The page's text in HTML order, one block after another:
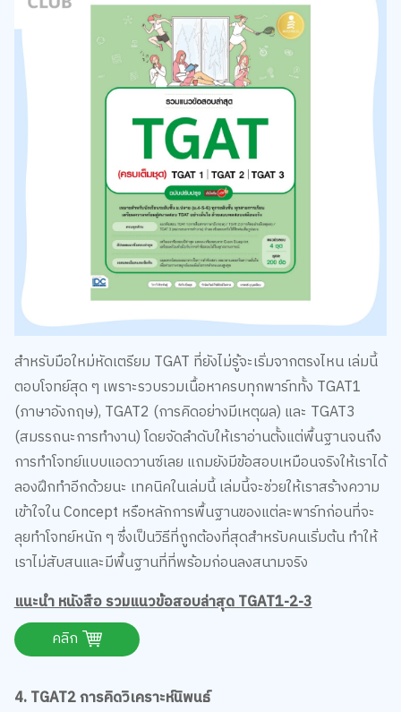
สำหรับมือใหม่หัดเตรียม TGAT ที่ยังไม่รู้จะเริ่มจากตรงไหน เล่มนี้
ตอบโจทย์สุด ๆ เพราะรวบรวมเนื้อหาครบทุกพาร์ททั้ง TGAT1
(ภาษาอังกฤษ), TGAT2 (การคิดอย่างมีเหตุผล) และ TGAT3
(สมรรถนะการทำงาน) โดยจัดลำดับให้เราอ่านตั้งแต่พื้นฐานจนถึง
การทำโจทย์แบบแอดวานซ์เลย แถมยังมีข้อสอบเหมือนจริงให้เราได้
ลองฝึกทำอีกด้วยนะ เทคนิคในเล่มนี้ เล่มนี้จะช่วยให้เราสร้างความ
เข้าใจใน Concept หรือหลักการพื้นฐานของแต่ละพาร์ทก่อนที่จะ
ลุยทำโจทย์หนัก ๆ ซึ่งเป็นวิธีที่ถูกต้องที่สุดสำหรับคนเริ่มต้น ทำให้
เราไม่สับสนและมีพื้นฐานที่ที่พร้อมก่อนลงสนามจริง
แนะนำ หนังสือ รวมแนวข้อสอบล่าสุด TGAT1-2-3
คลิก
4. TGAT2 การคิดวิเคราะห์นิพนธ์